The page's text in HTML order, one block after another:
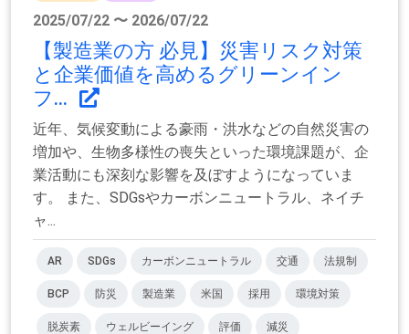
2025/07/22 〜 2026/07/22
【製造業の方 必見】災害リスク対策
と企業価値を高めるグリーンイン
フ...
近年、気候変動による豪雨・洪水などの自然災害の
増加や、生物多様性の喪失といった環境課題が、企
業活動にも深刻な影響を及ぼすようになっていま
す。 また、SDGsやカーボンニュートラル、ネイチ
ャ...
AR SDGs カーボンニュートラル 交通 法規制
BCP 防災 製造業 米国 採用 環境対策
脱炭素 ウェルビーイング 評価 減災